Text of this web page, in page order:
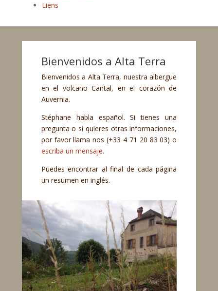
Liens
Bienvenidos a Alta Terra
Bienvenidos a Alta Terra, nuestra albergue
en el volcano Cantal, en el corazón de
Auvernia.
Stéphane habla español. Si tienes una
pregunta o si quieres otras informaciones,
por favor llama nos (+33 4 71 20 83 03) o
escriba un mensaje.
Puedes encontrar al final de cada página
un resumen en inglés.